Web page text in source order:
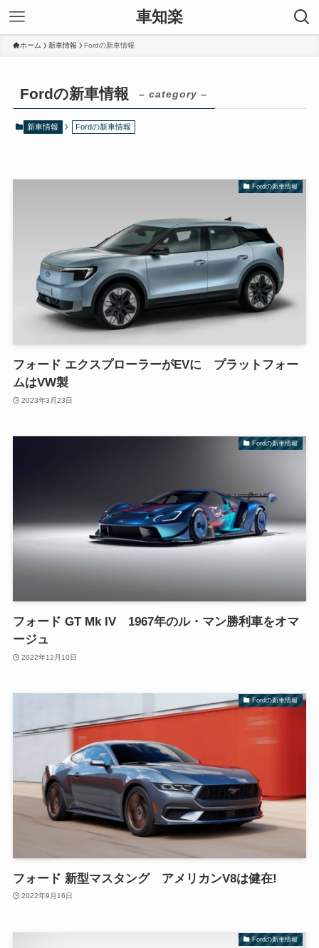
車知楽
ホーム 新車情報 Fordの新車情報
Fordの新車情報 – category –
新車情報 Fordの新車情報
Fordの新車情報
フォード エクスプローラーがEVに プラットフォー
ムはVW製
2023年3月23日
Fordの新車情報
フォード GT Mk IV 1967年のル・マン勝利車をオマ
ージュ
2022年12月10日
Fordの新車情報
フォード 新型マスタング アメリカンV8は健在!
2022年9月16日
Fordの新車情報